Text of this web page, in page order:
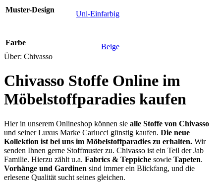
Muster-Design Uni-Einfarbig
Farbe
Beige
Über: Chivasso
Chivasso Stoffe Online im
Möbelstoffparadies kaufen
Hier in unserem Onlineshop können sie alle Stoffe von Chivasso
und seiner Luxus Marke Carlucci günstig kaufen. Die neue
Kollektion ist bei uns im Möbelstoffparadies zu erhalten. Wir
senden Ihnen gerne Stoffmuster zu. Chivasso ist ein Teil der Jab
Familie. Hierzu zählt u.a. Fabrics & Teppiche sowie Tapeten.
Vorhänge und Gardinen sind immer ein Blickfang, und die
erlesene Qualität sucht seines gleichen.